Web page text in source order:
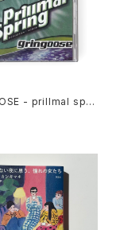
- prillmal spri
CD)